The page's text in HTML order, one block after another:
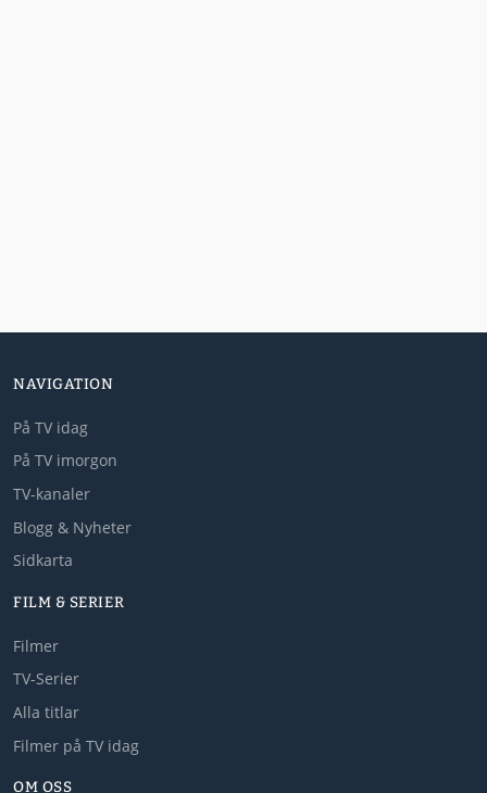
NAVIGATION
På TV idag
På TV imorgon
TV-kanaler
Blogg & Nyheter
Sidkarta
FILM & SERIER
Filmer
TV-Serier
Alla titlar
Filmer på TV idag
OM OSS